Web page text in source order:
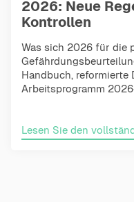
2026: Neue
Kontrollen
Was sich 2026 für die
Handbuch, reformierte
Arbeitsprogramm
Lesen Sie den